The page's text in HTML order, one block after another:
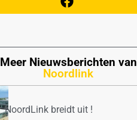
Meer Nieuwsberichten van
Noordlink
NoordLink breidt uit !